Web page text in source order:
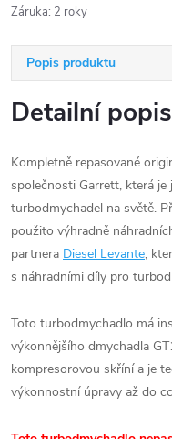
Záruka: 2 roky
Popis produktu
Detailní
Kompletně repasované
společnosti Garrett, která
turbodmychadel na světě.
použito výhradně
partnera Diesel Levante,
s náhradními díly pro
Toto turbodmychadlo má
výkonnějšího dmychadla
kompresorovou skříní a je
výkonnostní úpravy až do